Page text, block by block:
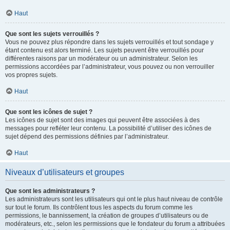
Haut
Que sont les sujets verrouillés ?
Vous ne pouvez plus répondre dans les sujets verrouillés et tout sondage y
étant contenu est alors terminé. Les sujets peuvent être verrouillés pour
différentes raisons par un modérateur ou un administrateur. Selon les
permissions accordées par l’administrateur, vous pouvez ou non verrouiller
vos propres sujets.
Haut
Que sont les icônes de sujet ?
Les icônes de sujet sont des images qui peuvent être associées à des
messages pour refléter leur contenu. La possibilité d’utiliser des icônes de
sujet dépend des permissions définies par l’administrateur.
Haut
Niveaux d’utilisateurs et groupes
Que sont les administrateurs ?
Les administrateurs sont les utilisateurs qui ont le plus haut niveau de contrôle
sur tout le forum. Ils contrôlent tous les aspects du forum comme les
permissions, le bannissement, la création de groupes d’utilisateurs ou de
modérateurs, etc., selon les permissions que le fondateur du forum a attribuées